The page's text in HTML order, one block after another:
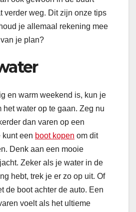
verder weg. Dit zijn onze tips
je allemaal rekening mee
je plan?
en warm weekend is, kun je
het water op te gaan. Zeg nu
dan varen op een
kunt een boot kopen om dit
Denk aan een mooie
Zeker als je water in de
hebt, trek je er zo op uit. Of
de boot achter de auto. Een
voelt als het ultieme